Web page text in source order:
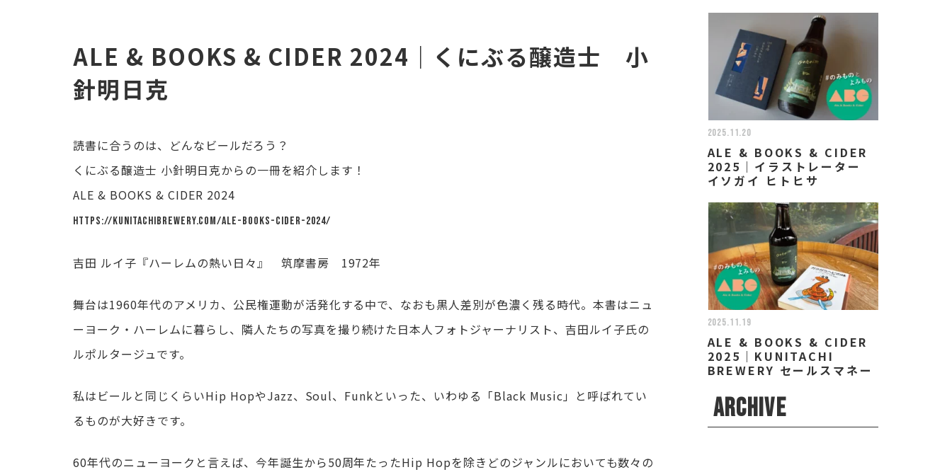
ALE & BOOKS & CIDER 2024｜くにぶる醸造士 小
針明日克
読書に合うのは、どんなビールだろう？
くにぶる醸造士 小針明日克からの一冊を紹介します！
ALE & BOOKS & CIDER 2024
https://kunitachibrewery.com/ale-books-cider-2024/
吉田 ルイ子『ハーレムの熱い日々』 筑摩書房 1972年
舞台は1960年代のアメリカ、公民権運動が活発化する中で、なおも黒人差別が色濃く残る時代。本書はニュ
ーヨーク・ハーレムに暮らし、隣人たちの写真を撮り続けた日本人フォトジャーナリスト、吉田ルイ子氏の
ルポルタージュです。
私はビールと同じくらいHip HopやJazz、Soul、Funkといった、いわゆる「Black Music」と呼ばれてい
るものが大好きです。
60年代のニューヨークと言えば、今年誕生から50周年たったHip Hopを除きどのジャンルにおいても数々の
2025.11.20
ALE & BOOKS & CIDER
2025｜イラストレーター
イソガイ ヒトヒサ
2025.11.19
ALE & BOOKS & CIDER
2025｜KUNITACHI
BREWERY セールスマネー
なお
ARCHIVE